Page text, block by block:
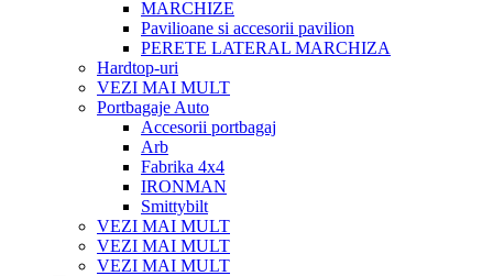
MARCHIZE
Pavilioane si accesorii pavilion
PERETE LATERAL MARCHIZA
Hardtop-uri
VEZI MAI MULT
Portbagaje Auto
Accesorii portbagaj
Arb
Fabrika 4x4
IRONMAN
Smittybilt
VEZI MAI MULT
VEZI MAI MULT
VEZI MAI MULT